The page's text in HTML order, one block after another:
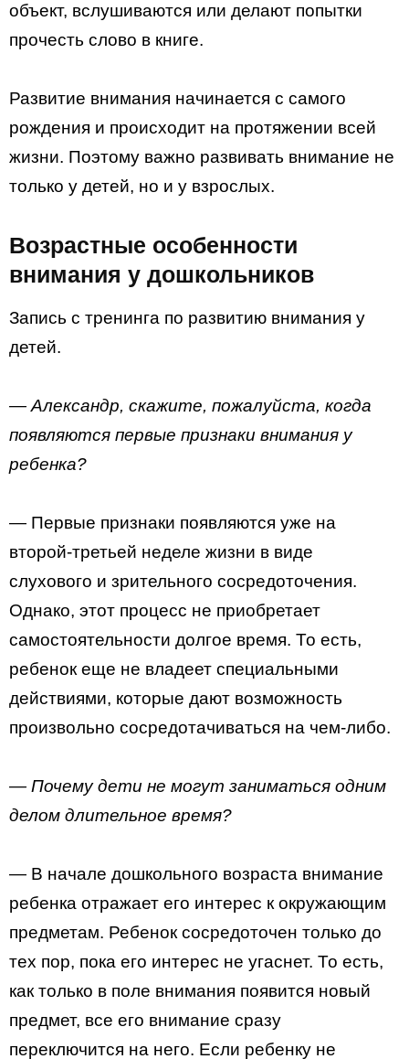
объект, вслушиваются или делают попытки
прочесть слово в книге.
Развитие внимания начинается с самого
рождения и происходит на протяжении всей
жизни. Поэтому важно развивать внимание не
только у детей, но и у взрослых.
Возрастные особенности
внимания у дошкольников
Запись с тренинга по развитию внимания у
детей.
— Александр, скажите, пожалуйста, когда
появляются первые признаки внимания у
ребенка?
— Первые признаки появляются уже на
второй-третьей неделе жизни в виде
слухового и зрительного сосредоточения.
Однако, этот процесс не приобретает
самостоятельности долгое время. То есть,
ребенок еще не владеет специальными
действиями, которые дают возможность
произвольно сосредотачиваться на чем-либо.
— Почему дети не могут заниматься одним
делом длительное время?
— В начале дошкольного возраста внимание
ребенка отражает его интерес к окружающим
предметам. Ребенок сосредоточен только до
тех пор, пока его интерес не угаснет. То есть,
как только в поле внимания появится новый
предмет, все его внимание сразу
переключится на него. Если ребенку не